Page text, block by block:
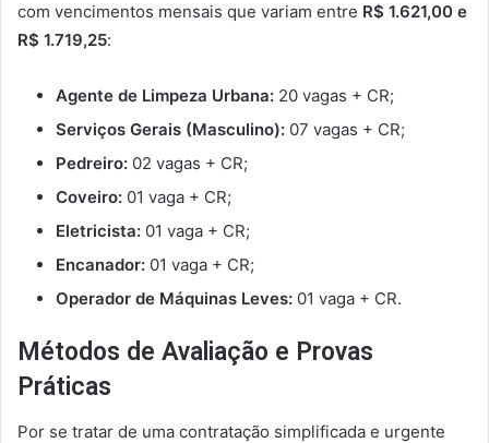
com vencimentos mensais que variam entre R$ 1.621,00 e
R$ 1.719,25:
Agente de Limpeza Urbana: 20 vagas + CR;
Serviços Gerais (Masculino): 07 vagas + CR;
Pedreiro: 02 vagas + CR;
Coveiro: 01 vaga + CR;
Eletricista: 01 vaga + CR;
Encanador: 01 vaga + CR;
Operador de Máquinas Leves: 01 vaga + CR.
Métodos de Avaliação e Provas
Práticas
Por se tratar de uma contratação simplificada e urgente